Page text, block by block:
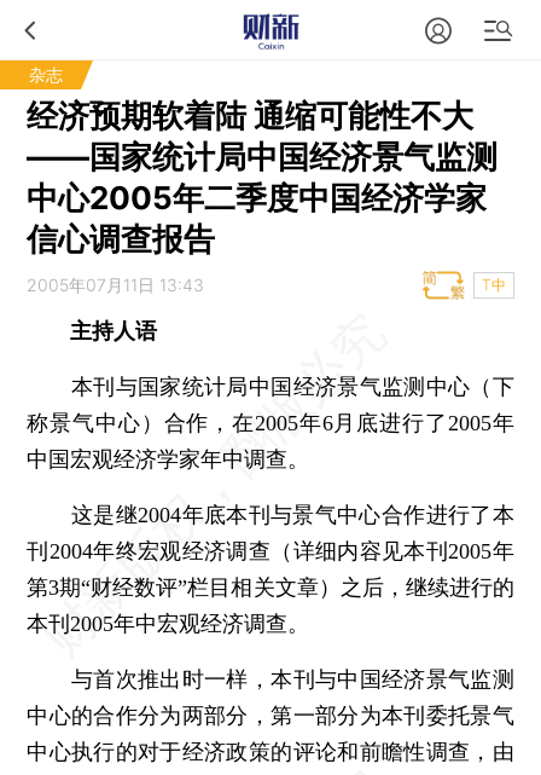
杂志
经济预期软着陆 通缩可能性不大
——国家统计局中国经济景气监测
中心2005年二季度中国经济学家
信心调查报告
2005年07月11日 13:43 T中
主持人语
本刊与国家统计局中国经济景气监测中心（下
称景气中心）合作，在2005年6月底进行了2005年
中国宏观经济学家年中调查。
这是继2004年底本刊与景气中心合作进行了本
刊2004年终宏观经济调查（详细内容见本刊2005年
第3期“财经数评”栏目相关文章）之后，继续进行的
本刊2005年中宏观经济调查。
与首次推出时一样，本刊与中国经济景气监测
中心的合作分为两部分，第一部分为本刊委托景气
中心执行的对于经济政策的评论和前瞻性调查，由